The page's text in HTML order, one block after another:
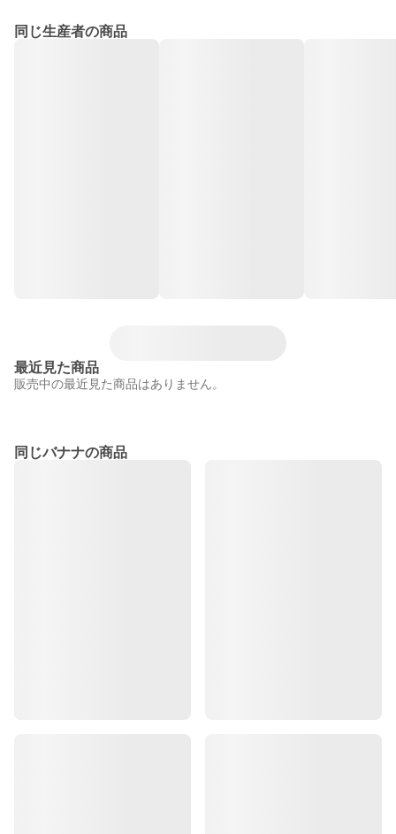
同じ生産者の商品
最近見た商品
販売中の最近見た商品はありません。
同じバナナの商品